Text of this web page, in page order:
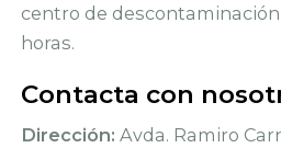
centro de
horas.
Contacta con
Dirección: Avda. Ramiro